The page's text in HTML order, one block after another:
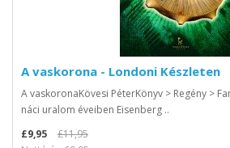
A vaskorona - Londoni Készleten
A vaskoronaKövesi PéterKönyv > Regény >
náci uralom éveiben Eisenberg ..
£9,95
£11,95